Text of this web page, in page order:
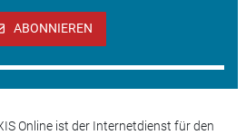
ABONNIEREN
Online ist der Internetdienst für den